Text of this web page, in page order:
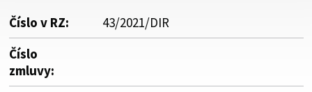
Číslo v RZ:
43/2021/DIR
Číslo
zmluvy: